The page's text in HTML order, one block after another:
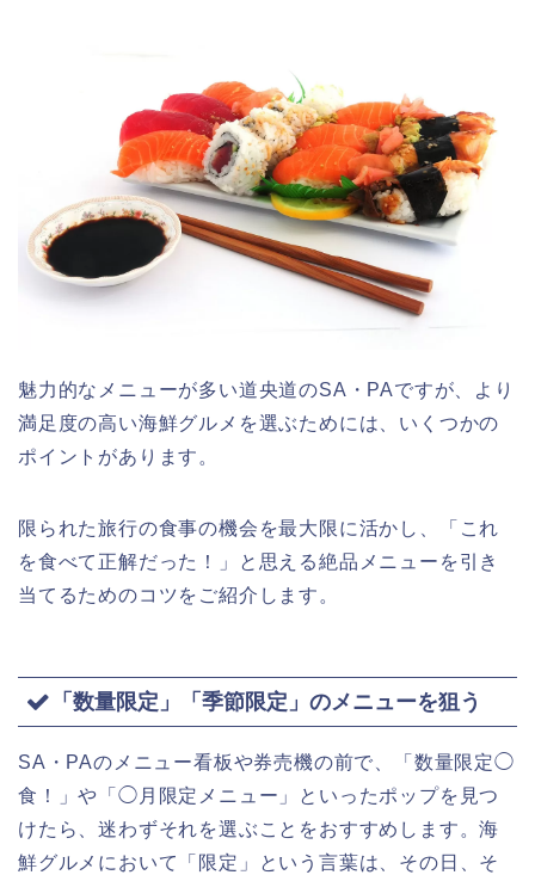
魅力的なメニューが多い道央道のSA・PAですが、より
満足度の高い海鮮グルメを選ぶためには、いくつかの
ポイントがあります。
限られた旅行の食事の機会を最大限に活かし、「これ
を食べて正解だった！」と思える絶品メニューを引き
当てるためのコツをご紹介します。
「数量限定」「季節限定」のメニューを狙う
SA・PAのメニュー看板や券売機の前で、「数量限定◯
食！」や「◯月限定メニュー」といったポップを見つ
けたら、迷わずそれを選ぶことをおすすめします。海
鮮グルメにおいて「限定」という言葉は、その日、そ